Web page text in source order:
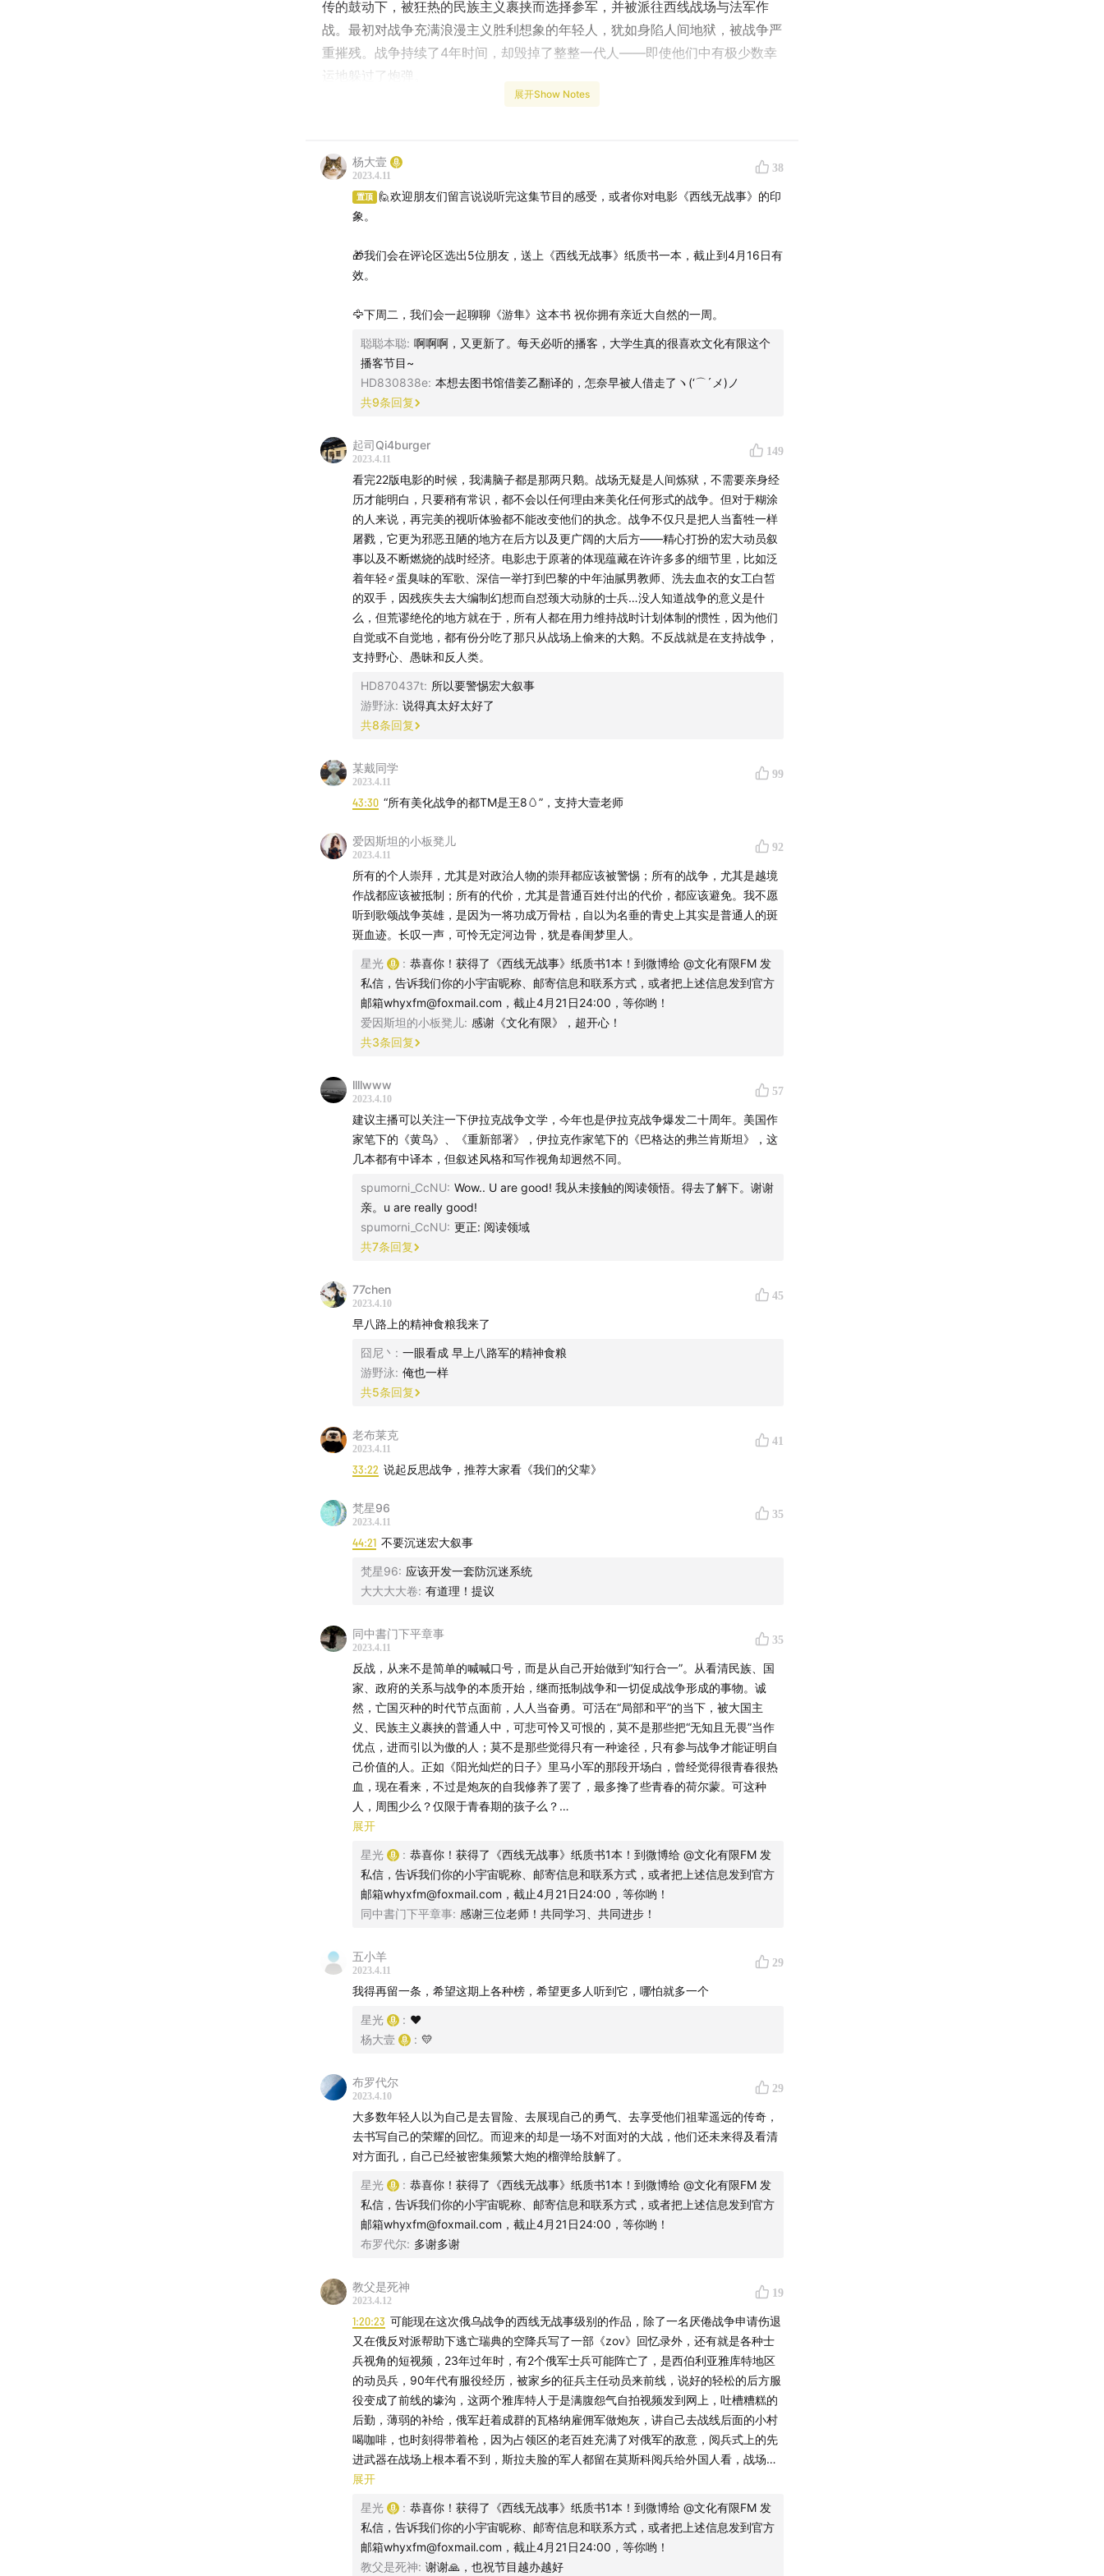
传的鼓动下，被狂热的民族主义裹挟而选择参军，并被派往西线战场与法军作
战。最初对战争充满浪漫主义胜利想象的年轻人，犹如身陷人间地狱，被战争严
重摧残。战争持续了4年时间，却毁掉了整整一代人——即使他们中有极少数幸
运地躲过了炮弹。
战并负伤。30岁完成了里程碑作品《西线无战事》，开创了新的文学体裁，获
得国际畅销小说的地位，分别于1930、1979、2022年被改编为电影。
你会听到：
1、小说的主要内容及改编电影。
2、作者简介与第一次世界大战中的西线战场。
3、为什么从小说问世以来，多次被改编为电影？价值在哪？
4、精彩片段分享。
5、怎样理解书名“西线无战事”？
片头曲：No.2 Remembering Her - Esther Abrami
片尾曲：Nostalgic Place - Myuu
主播：大壹 / 超哥 / 星光
展开Show Notes
杨大壹
2023.4.11
38
置顶
🙋欢迎朋友们留言说说听完这集节目的感受，或者你对电影《西线无战事》的印
象。
🎁我们会在评论区选出5位朋友，送上《西线无战事》纸质书一本，截止到4月16日有
效。
🦅下周二，我们会一起聊聊《游隼》这本书 祝你拥有亲近大自然的一周。
聪聪本聪: 啊啊啊，又更新了。每天必听的播客，大学生真的很喜欢文化有限这个
播客节目~
HD830838e: 本想去图书馆借姜乙翻译的，怎奈早被人借走了ヽ(‘⌒´メ)ノ
共9条回复
起司Qi4burger
2023.4.11
149
看完22版电影的时候，我满脑子都是那两只鹅。战场无疑是人间炼狱，不需要亲身经
历才能明白，只要稍有常识，都不会以任何理由来美化任何形式的战争。但对于糊涂
的人来说，再完美的视听体验都不能改变他们的执念。战争不仅只是把人当畜牲一样
屠戮，它更为邪恶丑陋的地方在后方以及更广阔的大后方——精心打扮的宏大动员叙
事以及不断燃烧的战时经济。电影忠于原著的体现蕴藏在许许多多的细节里，比如泛
着年轻♂蛋臭味的军歌、深信一举打到巴黎的中年油腻男教师、洗去血衣的女工白皙
的双手，因残疾失去大编制幻想而自怼颈大动脉的士兵…没人知道战争的意义是什
么，但荒谬绝伦的地方就在于，所有人都在用力维持战时计划体制的惯性，因为他们
自觉或不自觉地，都有份分吃了那只从战场上偷来的大鹅。不反战就是在支持战争，
支持野心、愚昧和反人类。
HD870437t: 所以要警惕宏大叙事
游野泳: 说得真太好太好了
共8条回复
某戴同学
2023.4.11
99
43:30 “所有美化战争的都TM是王8🥚”，支持大壹老师
爱因斯坦的小板凳儿
2023.4.11
92
所有的个人崇拜，尤其是对政治人物的崇拜都应该被警惕；所有的战争，尤其是越境
作战都应该被抵制；所有的代价，尤其是普通百姓付出的代价，都应该避免。我不愿
听到歌颂战争英雄，是因为一将功成万骨枯，自以为名垂的青史上其实是普通人的斑
斑血迹。长叹一声，可怜无定河边骨，犹是春闺梦里人。
星光 : 恭喜你！获得了《西线无战事》纸质书1本！到微博给 @文化有限FM 发
私信，告诉我们你的小宇宙昵称、邮寄信息和联系方式，或者把上述信息发到官方
邮箱whyxfm@foxmail.com，截止4月21日24:00，等你哟！
爱因斯坦的小板凳儿: 感谢《文化有限》，超开心！
共3条回复
llllwww
2023.4.10
57
建议主播可以关注一下伊拉克战争文学，今年也是伊拉克战争爆发二十周年。美国作
家笔下的《黄鸟》、《重新部署》，伊拉克作家笔下的《巴格达的弗兰肯斯坦》，这
几本都有中译本，但叙述风格和写作视角却迥然不同。
spumorni_CcNU: Wow.. U are good! 我从未接触的阅读领悟。得去了解下。谢谢
亲。u are really good!
spumorni_CcNU: 更正: 阅读领域
共7条回复
77chen
2023.4.10
45
早八路上的精神食粮我来了
囧尼丶 : 一眼看成 早上八路军的精神食粮
游野泳: 俺也一样
共5条回复
老布莱克
2023.4.11
41
33:22 说起反思战争，推荐大家看《我们的父辈》
梵星96
2023.4.11
35
44:21 不要沉迷宏大叙事
梵星96: 应该开发一套防沉迷系统
大大大大卷: 有道理！提议
同中書门下平章事
2023.4.11
35
反战，从来不是简单的喊喊口号，而是从自己开始做到“知行合一”。从看清民族、国
家、政府的关系与战争的本质开始，继而抵制战争和一切促成战争形成的事物。诚
然，亡国灭种的时代节点面前，人人当奋勇。可活在“局部和平”的当下，被大国主
义、民族主义裹挟的普通人中，可悲可怜又可恨的，莫不是那些把“无知且无畏”当作
优点，进而引以为傲的人；莫不是那些觉得只有一种途径，只有参与战争才能证明自
己价值的人。正如《阳光灿烂的日子》里马小军的那段开场白，曾经觉得很青春很热
血，现在看来，不过是炮灰的自我修养了罢了，最多搀了些青春的荷尔蒙。可这种
人，周围少么？仅限于青春期的孩子么？
战争最终都要回到政治上，政治的受益者是政客。因此反战与珍惜和平必将受到统治
面那些无知无畏的人，更是极尽鼓吹、美化战争之能事。反战与珍惜和平不是自上而
下、凭空而来的一句广播，而是从“爱具体的人”开始的、自下而上的全民意识与觉
悟。如果说这世上永远有一种战争不可避免，就是我们内心的良知与战争狂热之间的
战争。
日无战事”。视角站在发动者的角度，就值得玩味了：平平无奇一句话，千里之外血成
河。第二层，所有的战争，都有“被迫”停战的一天，人要么逃光，要么死光。如果真
展开
星光 : 恭喜你！获得了《西线无战事》纸质书1本！到微博给 @文化有限FM 发
私信，告诉我们你的小宇宙昵称、邮寄信息和联系方式，或者把上述信息发到官方
邮箱whyxfm@foxmail.com，截止4月21日24:00，等你哟！
同中書门下平章事: 感谢三位老师！共同学习、共同进步！
五小羊
2023.4.11
29
我得再留一条，希望这期上各种榜，希望更多人听到它，哪怕就多一个
星光 : ❤️
杨大壹
: 💛
布罗代尔
2023.4.10
29
大多数年轻人以为自己是去冒险、去展现自己的勇气、去享受他们祖辈遥远的传奇，
去书写自己的荣耀的回忆。而迎来的却是一场不对面对的大战，他们还未来得及看清
对方面孔，自己已经被密集频繁大炮的榴弹给肢解了。
星光 : 恭喜你！获得了《西线无战事》纸质书1本！到微博给 @文化有限FM 发
私信，告诉我们你的小宇宙昵称、邮寄信息和联系方式，或者把上述信息发到官方
邮箱whyxfm@foxmail.com，截止4月21日24:00，等你哟！
布罗代尔: 多谢多谢
教父是死神
2023.4.12
19
1:20:23 可能现在这次俄乌战争的西线无战事级别的作品，除了一名厌倦战争申请伤退
又在俄反对派帮助下逃亡瑞典的空降兵写了一部《zov》回忆录外，还有就是各种士
兵视角的短视频，23年过年时，有2个俄军士兵可能阵亡了，是西伯利亚雅库特地区
的动员兵，90年代有服役经历，被家乡的征兵主任动员来前线，说好的轻松的后方服
役变成了前线的壕沟，这两个雅库特人于是满腹怨气自拍视频发到网上，吐槽糟糕的
后勤，薄弱的补给，俄军赶着成群的瓦格纳雇佣军做炮灰，讲自己去战线后面的小村
喝咖啡，也时刻得带着枪，因为占领区的老百姓充满了对俄军的敌意，阅兵式上的先
进武器在战场上根本看不到，斯拉夫脸的军人都留在莫斯科阅兵给外国人看，战场上
都是他这样的远东布里亚特人。他满口不列国骂问候家乡忽悠他的征兵主任，于是被
他俩黄种人的长相，在很多支持乌克兰的网友中引起了关注，看他吐槽过期七年的军
粮，要喝沉淀后的水坑里的水，抓阵地周围的土拨鼠，为用手榴弹换到一卷卫生纸开
心而共情，也因为他担忧的看天空说乌军的无人机最近经常来侦查而调侃他快躲好，
展开
星光 : 恭喜你！获得了《西线无战事》纸质书1本！到微博给 @文化有限FM 发
私信，告诉我们你的小宇宙昵称、邮寄信息和联系方式，或者把上述信息发到官方
邮箱whyxfm@foxmail.com，截止4月21日24:00，等你哟！
教父是死神: 谢谢🙏，也祝节目越办越好